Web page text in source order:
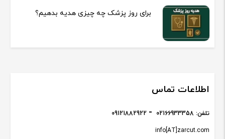
برای روز پزشک چه چیزی هدیه بدهیم؟
اطلاعات تماس
info[AT]zarcut.com
تلفن: 02166933358
09121882922